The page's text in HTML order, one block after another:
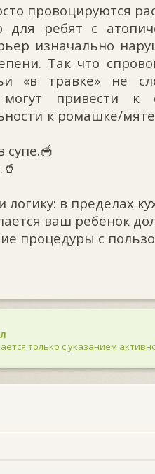
провоцируются
для ребят с
изначально
Так что
«в травке» не
могут привести к
к ромашке/
супе.🥣
в пределах
ваш ребёнок
процедуры с
только с указанием